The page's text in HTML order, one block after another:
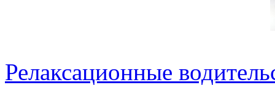
Релаксационные